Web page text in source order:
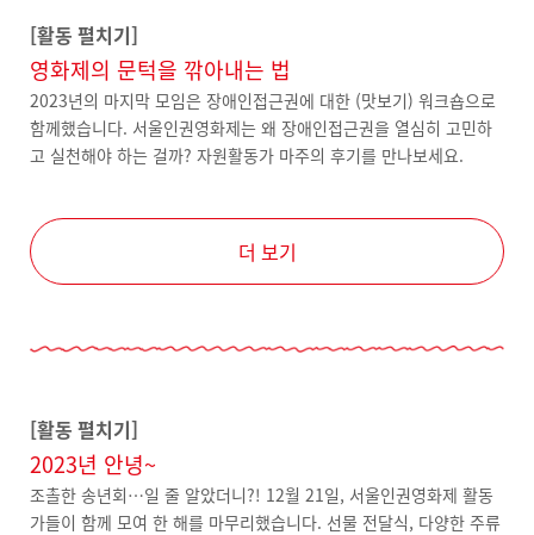
[활동 펼치기]
영화제의 문턱을 깎아내는 법
2023년의 마지막 모임은 장애인접근권에 대한 (맛보기) 워크숍으로
함께했습니다. 서울인권영화제는 왜 장애인접근권을 열심히 고민하
고 실천해야 하는 걸까? 자원활동가 마주의 후기를 만나보세요.
더 보기
[활동 펼치기]
2023년 안녕~
조촐한 송년회…일 줄 알았더니?! 12월 21일, 서울인권영화제 활동
가들이 함께 모여 한 해를 마무리했습니다. 선물 전달식, 다양한 주류